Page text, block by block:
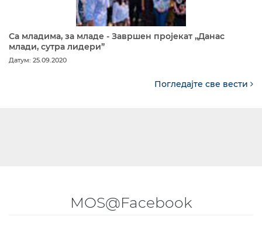
Са младима, за младе - Завршен пројекат „Данас
млади, сутра лидери”
Датум: 25.09.2020
Погледајте све вести
MOS@Facebook